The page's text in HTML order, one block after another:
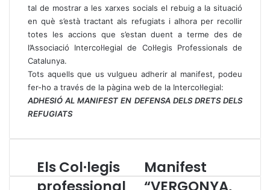
tal de mostrar a les xarxes socials el rebuig a la situació
en què s’està tractant als refugiats i alhora per recollir
totes les accions que s’estan duent a terme des de
l’Associació Intercol·legial de Col·legis Professionals de
Catalunya.
Tots aquells que us vulgueu adherir al manifest, podeu
fer-ho a través de la pàgina web de la Intercol·legial:
ADHESIÓ AL MANIFEST EN DEFENSA DELS DRETS DELS
REFUGIATS
E
lEls Col·legis
M
aManifest